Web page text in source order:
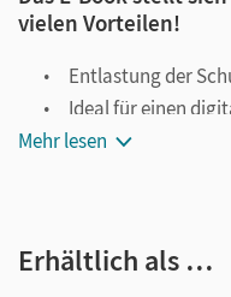
vielen Vorteilen!
Entlastung der
Ideal für einen
Notiz- und
Lernen:
Mehr lesen
Erhältlich als …